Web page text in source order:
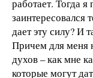
работает. Тогда
заинтересовался
дает эту силу? И
Причем для меня
духов – как мне
которые могут